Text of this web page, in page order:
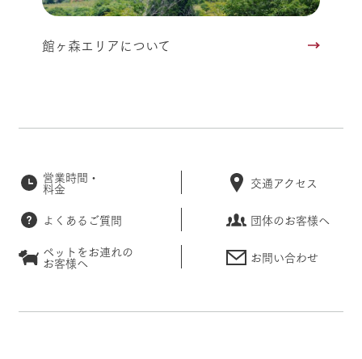
館ヶ森エリアについて
営業時間・
料金 交通アクセス
よくあるご質問
団体のお客様へ
ペットをお連れの
お客様へ お問い合わせ